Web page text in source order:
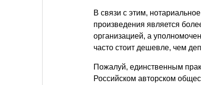
В связи с этим,
произведения является
организацией, а
часто стоит дешевле, чем
Пожалуй, единственным
Российском авторском